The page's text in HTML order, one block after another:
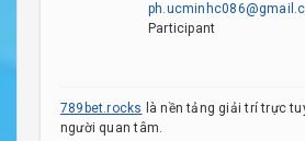
Participant
789bet.rocks
là nền tảng giải trí trực
người quan tâm.